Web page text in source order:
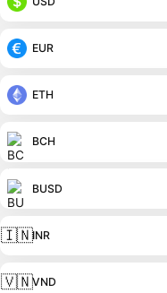
EUR
ETH
BCH
BUSD
🇮🇳INR
🇻🇳VND